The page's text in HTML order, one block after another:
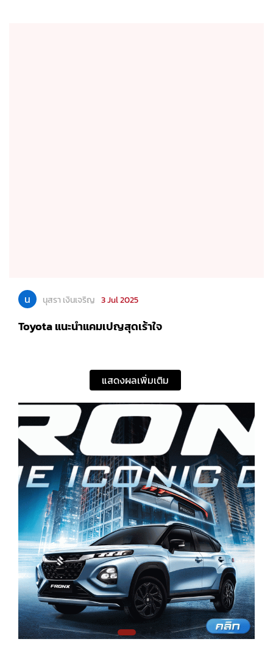
น นุสรา เงินเจริญ 3 Jul 2025
Toyota แนะนำแคมเปญสุดเร้าใจ
แสดงผลเพิ่มเติม